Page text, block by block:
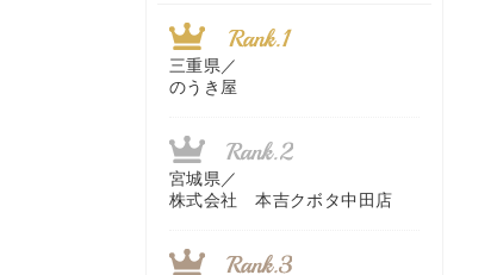
三重県／
のうき屋
宮城県／
株式会社 本吉クボタ中田店